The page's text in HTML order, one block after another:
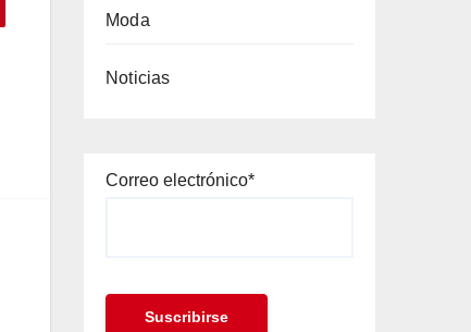
Moda
Noticias
Correo electrónico*